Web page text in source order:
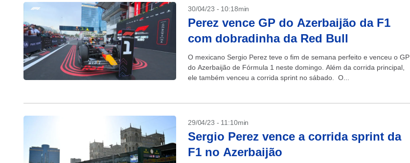
30/04/23 - 10:18min
Perez vence GP do Azerbaijão da F1
com dobradinha da Red Bull
O mexicano Sergio Perez teve o fim de semana perfeito e venceu o GP
do Azerbaijão de Fórmula 1 neste domingo. Além da corrida principal,
ele também venceu a corrida sprint no sábado. O...
29/04/23 - 11:10min
Sergio Perez vence a corrida sprint da
F1 no Azerbaijão